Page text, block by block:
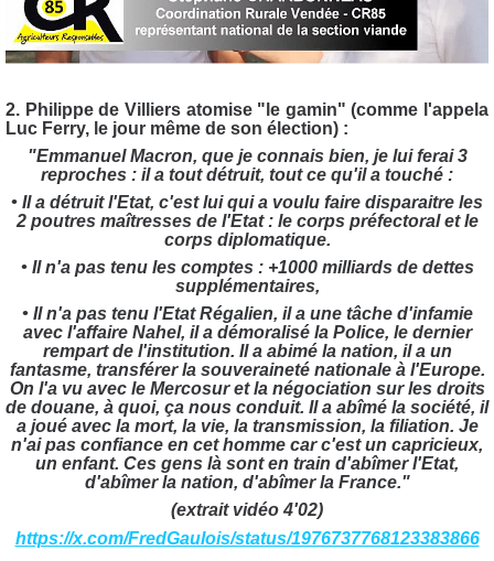
2. Philippe de Villiers atomise "le gamin" (comme l'appela
Luc Ferry, le jour même de son élection) :
"Emmanuel Macron, que je connais bien, je lui ferai 3
reproches : il a tout détruit, tout ce qu'il a touché :
• Il a détruit l'Etat, c'est lui qui a voulu faire disparaitre les
2 poutres maîtresses de l'Etat : le corps préfectoral et le
corps diplomatique.
• Il n'a pas tenu les comptes : +1000 milliards de dettes
supplémentaires,
• Il n'a pas tenu l'Etat Régalien, il a une tâche d'infamie
avec l'affaire Nahel, il a démoralisé la Police, le dernier
rempart de l'institution. Il a abimé la nation, il a un
fantasme, transférer la souveraineté nationale à l'Europe.
On l'a vu avec le Mercosur et la négociation sur les droits
de douane, à quoi, ça nous conduit. Il a abîmé la société, il
a joué avec la mort, la vie, la transmission, la filiation. Je
n'ai pas confiance en cet homme car c'est un capricieux,
un enfant. Ces gens là sont en train d'abîmer l'Etat,
d'abîmer la nation, d'abîmer la France."
(extrait vidéo 4'02)
https://x.com/FredGaulois/status/1976737768123383866